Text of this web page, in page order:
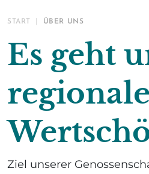
START ÜBER UNS
Es geht
regionale
Ziel unserer